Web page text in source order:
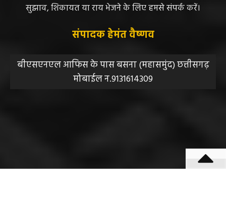
सुझाव, शिकायत या राय भेजने के लिए हमसे संपर्क करें।
संपादक हेमंत वैष्णव
बीएसएनएल आफिस के पास बसना (महासमुंद) छत्तीसगढ़
मोबाईल न.9131614309